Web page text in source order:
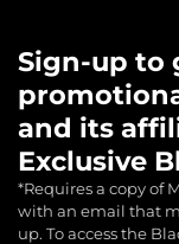
Sign-up to
and its
Exclusive
*Requires a copy of
with an email that
up. To access the